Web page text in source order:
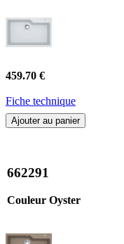
459.70 €
Fiche technique
Ajouter au panier
662291
Couleur Oyster